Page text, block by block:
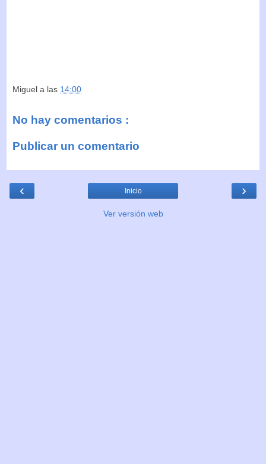
Miguel a las 14:00
No hay comentarios :
Publicar un comentario
‹ ›
Inicio
Ver versión web